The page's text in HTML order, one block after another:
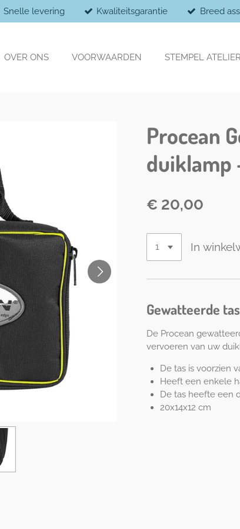
Snelle levering Kwaliteitsgarantie Breed
OVER ONS VOORWAARDEN STEMPEL ATELIER
Procean
duiklamp
€ 20,00
In
Gewatteerde
De Procean
vervoeren van uw
De tas is voorzien
Heeft een enkele
De tas heefte een
20x14x12 cm